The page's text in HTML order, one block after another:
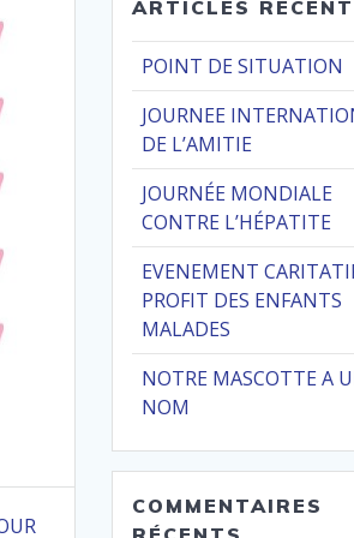
ARTICLES
POINT DE SITUATION
JOURNEE
DE L’AMITIE
JOURNÉE MONDIALE
CONTRE L’HÉPATITE
EVENEMENT
PROFIT DES ENFANTS
MALADES
NOTRE MASCOTTE A
NOM
COMMENTAIRES